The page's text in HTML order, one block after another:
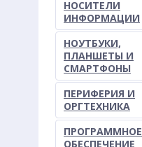
НОСИТЕЛИ
ИНФОРМАЦИИ
НОУТБУКИ,
ПЛАНШЕТЫ И
СМАРТФОНЫ
ПЕРИФЕРИЯ И
ОРГТЕХНИКА
ПРОГРАММНОЕ
ОБЕСПЕЧЕНИЕ